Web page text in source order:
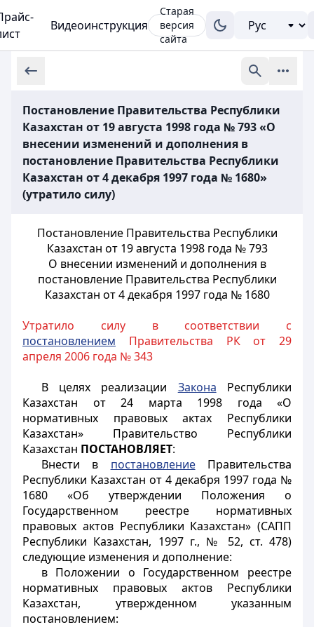
Видеоинструкция
Старая
версия
сайта
Постановление Правительства Республики
Казахстан от 19 августа 1998 года № 793 «О
внесении изменений и дополнения в
постановление Правительства Республики
Казахстан от 4 декабря 1997 года № 1680»
(утратило силу)
Постановление Правительства Республики
Казахстан от 19 августа 1998 года № 793
О внесении изменений и дополнения в
постановление Правительства Республики
Казахстан от 4 декабря 1997 года № 1680
Утратило силу в соответствии с
постановлением Правительства РК от 29
апреля 2006 года № 343
В целях реализации Закона Республики
Казахстан от 24 марта 1998 года «О
нормативных правовых актах Республики
Казахстан» Правительство Республики
Казахстан ПОСТАНОВЛЯЕТ:
Внести в постановлениеПравительства
Республики Казахстан от 4 декабря 1997 года №
1680 «Об утверждении Положения о
Государственном реестре нормативных
правовых актов Республики Казахстан» (САПП
Республики Казахстан, 1997 г., № 52, ст. 478)
следующие изменения и дополнение:
в Положении о Государственном реестре
нормативных правовых актов Республики
Казахстан, утвержденном указанным
постановлением: